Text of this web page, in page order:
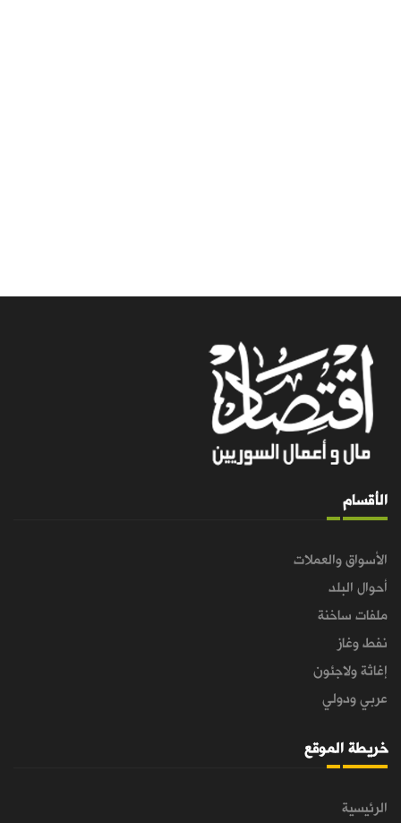
الأقسام
الأسواق والعملات
أحوال البلد
ملفات ساخنة
نفط وغاز
إغاثة ولاجئون
عربي ودولي
خريطة الموقع
الرئيسية